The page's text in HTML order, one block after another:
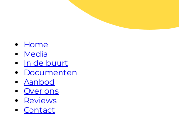
Home
Media
In de buurt
Documenten
Aanbod
Over ons
Reviews
Contact